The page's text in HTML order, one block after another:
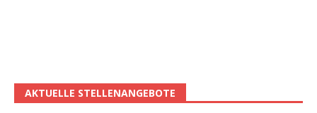
AKTUELLE STELLENANGEBOTE